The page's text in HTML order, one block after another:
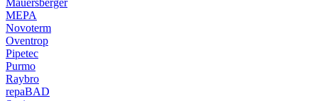
Mauersberger
MEPA
Novoterm
Oventrop
Pipetec
Purmo
Raybro
repaBAD